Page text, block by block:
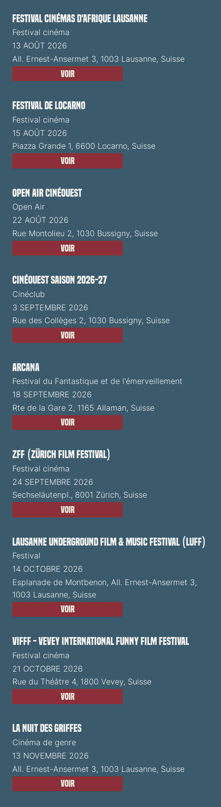
Festival cinémas d'Afrique Lausanne
Festival cinéma
13 AOÛT 2026
All. Ernest-Ansermet 3, 1003 Lausanne, Suisse
Voir
Festival de Locarno
Festival cinéma
15 AOÛT 2026
Piazza Grande 1, 6600 Locarno, Suisse
Voir
Open Air CinéOuest
Open Air
22 AOÛT 2026
Rue Montolieu 2, 1030 Bussigny, Suisse
Voir
CinéOuest Saison 2026-27
Cinéclub
3 SEPTEMBRE 2026
Rue des Collèges 2, 1030 Bussigny, Suisse
Voir
ARCANA
Festival du Fantastique et de l'émerveillement
18 SEPTEMBRE 2026
Rte de la Gare 2, 1165 Allaman, Suisse
Voir
ZFF (Zürich Film Festival)
Festival cinéma
24 SEPTEMBRE 2026
Sechseläutenpl., 8001 Zürich, Suisse
Voir
Lausanne Underground Film & Music Festival (LUFF)
Festival
14 OCTOBRE 2026
Esplanade de Montbenon, All. Ernest-Ansermet 3,
1003 Lausanne, Suisse
Voir
VIFFF - Vevey International Funny Film Festival
Festival cinéma
21 OCTOBRE 2026
Rue du Théâtre 4, 1800 Vevey, Suisse
Voir
La Nuit des Griffes
Cinéma de genre
13 NOVEMBRE 2026
All. Ernest-Ansermet 3, 1003 Lausanne, Suisse
Voir